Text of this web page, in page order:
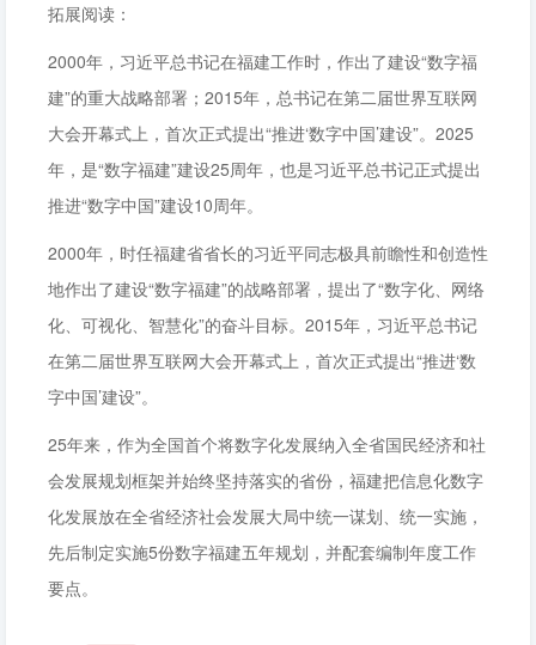
拓展阅读：
2000年，习近平总书记在福建工作时，作出了建设“数字福
建”的重大战略部署；2015年，总书记在第二届世界互联网
大会开幕式上，首次正式提出“推进‘数字中国’建设”。2025
年，是“数字福建”建设25周年，也是习近平总书记正式提出
推进“数字中国”建设10周年。
2000年，时任福建省省长的习近平同志极具前瞻性和创造性
地作出了建设“数字福建”的战略部署，提出了“数字化、网络
化、可视化、智慧化”的奋斗目标。2015年，习近平总书记
在第二届世界互联网大会开幕式上，首次正式提出“推进‘数
字中国’建设”。
25年来，作为全国首个将数字化发展纳入全省国民经济和社
会发展规划框架并始终坚持落实的省份，福建把信息化数字
化发展放在全省经济社会发展大局中统一谋划、统一实施，
先后制定实施5份数字福建五年规划，并配套编制年度工作
要点。